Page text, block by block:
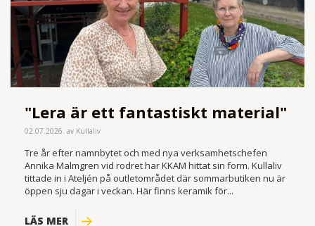
"Lera är ett fantastiskt material"
02.07.2026. av Kullaliv
Tre år efter namnbytet och med nya verksamhetschefen
Annika Malmgren vid rodret har KKAM hittat sin form. Kullaliv
tittade in i Ateljén på outletområdet där sommarbutiken nu är
öppen sju dagar i veckan. Här finns keramik för...
LÄS MER